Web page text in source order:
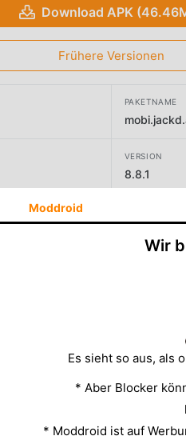
Download APK
Frühere Versionen
PAKETNAME
VERSION
8.8.1
Perry
Moddroid
Wir
Es sieht so aus, als
* Aber Blocker
* Moddroid ist auf